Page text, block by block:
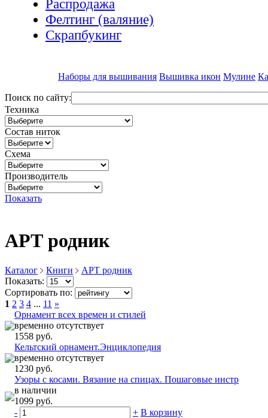
Распродажа
Фелтинг (валяние)
Скрапбукинг
Наборы для вышивания Вышивка икон Мулине
Поиск по сайту:
Техника
Состав ниток
Схема
Производитель
Показать
АРТ родник
Каталог Книги
АРТ родник
Показать:
Сортировать по:
1 2 3 4 ... 11 »
Орнамент всех времен и стилей
временно отсутствует
1558 руб.
Кельтский орнамент.Энциклопедия
временно отсутствует
1230 руб.
Узоры с косами. Вязание на спицах. Пошаговые инстр
в наличии
1099 руб.
-
+ В корзину